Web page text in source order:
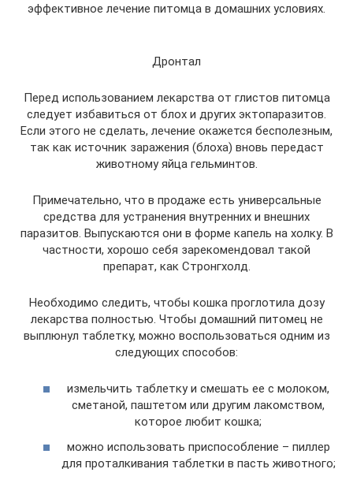
эффективное лечение питомца в домашних условиях.
Дронтал
Перед использованием лекарства от глистов питомца
следует избавиться от блох и других эктопаразитов.
Если этого не сделать, лечение окажется бесполезным,
так как источник заражения (блоха) вновь передаст
животному яйца гельминтов.
Примечательно, что в продаже есть универсальные
средства для устранения внутренних и внешних
паразитов. Выпускаются они в форме капель на холку. В
частности, хорошо себя зарекомендовал такой
препарат, как Стронгхолд.
Необходимо следить, чтобы кошка проглотила дозу
лекарства полностью. Чтобы домашний питомец не
выплюнул таблетку, можно воспользоваться одним из
следующих способов:
измельчить таблетку и смешать ее с молоком,
сметаной, паштетом или другим лакомством,
которое любит кошка;
можно использовать приспособление – пиллер
для проталкивания таблетки в пасть животного;